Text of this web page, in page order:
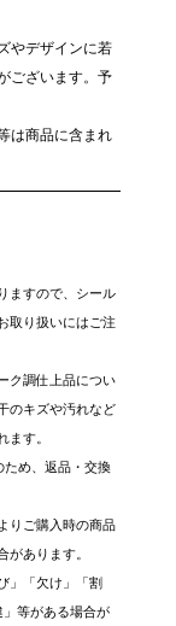
やデザインに若
ございます。予
は商品に含まれ
ますので、シール
取り扱いにはご注
ク調仕上品につい
のキズや汚れなど
ます。
め、返品・交換
りご購入時の商品
あります。
」「欠け」「割
等がある場合が